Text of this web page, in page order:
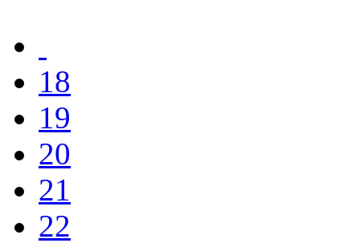
18
19
20
21
22